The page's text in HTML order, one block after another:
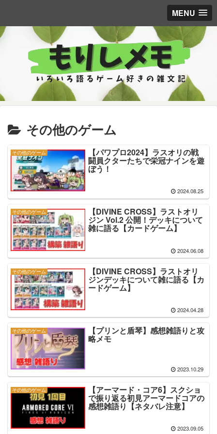
MENU
その他のゲーム
その他のゲーム 【パワプロ2024】ラスオリの戦
闘員クターたちで栄冠ナインを遊
ぼう！
2024.08.25
その他のゲーム 【DIVINE CROSS】ラストオリ
ジン Vol.2 公開！デッキについて
雑に語る【カードゲーム】
2024.06.08
その他のゲーム 【DIVINE CROSS】ラストオリ
ジンデッキについて雑に語る【カ
ードゲーム】
2024.04.28
その他のゲーム 【プリンと盾琴】感想雑語りと攻
略メモ
2023.10.29
その他のゲーム 【アーマード・コア6】スクショ
で振り返る初見アーマードコアの
感想雑語り【ネタバレ注意】
2023.09.05